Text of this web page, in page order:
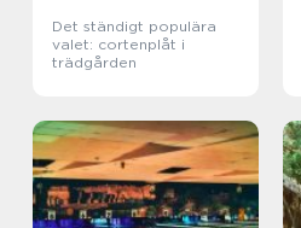
Det ständigt populära
valet: cortenplåt i
trädgården